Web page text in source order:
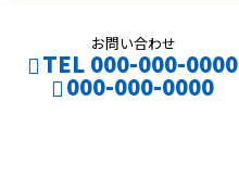
お問い合わせ
TEL 000-000-0000
000-000-0000